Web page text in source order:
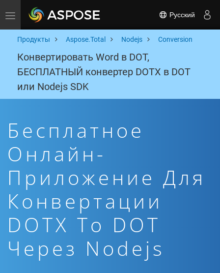
Toggle navigation Русский
Продукты Aspose.Total Nodejs Conversion
Конвертировать Word в DOT,
БЕСПЛАТНЫЙ конвертер DOTX в DOT
или Nodejs SDK
Бесплатное
Онлайн-
Приложение Для
Конвертации
DOTX To DOT
Через Nodejs